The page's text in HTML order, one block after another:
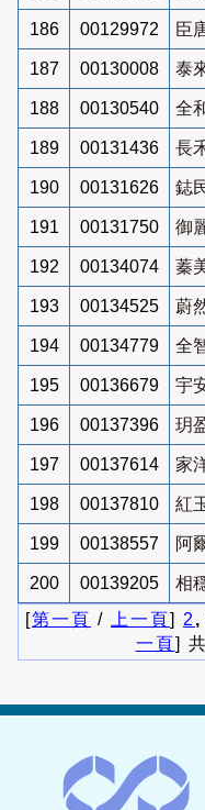
186 00129972 臣
187 00130008 泰
188 00130540 全
189 00131436 長
190 00131626 鋕
191 00131750 御
192 00134074 蓁
193 00134525 蔚
194 00134779 全
195 00136679 宇
196 00137396 玥
197 00137614 家
198 00137810 紅
199 00138557 阿
200 00139205
相
[第一頁 / 上一頁] 2 ,
一頁]